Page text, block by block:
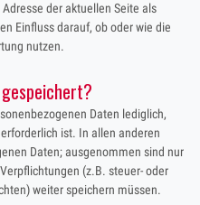
der aktuellen Seite als
Einfluss darauf, ob oder wie die
nutzen.
Daten lediglich,
ist. In allen anderen
Daten; ausgenommen sind nur
(z.B. steuer- oder
weiter speichern müssen.